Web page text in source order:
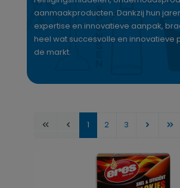
aanmaakproducten. Dankzij hun
expertise en innovatieve aanpak,
heel wat succesvolle en innovatieve
de markt.
Pagina
1 Pagina
2 Pagina
3